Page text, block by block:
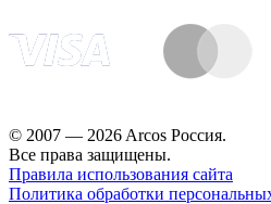
© 2007 — 2026 Arcos Россия.
Все права защищены.
Правила использования сайта
Политика обработки